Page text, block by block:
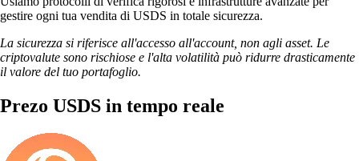
gestire ogni tua vendita di USDS in totale sicurezza.
La sicurezza si riferisce all'accesso all'account, non agli asset. Le
criptovalute sono rischiose e l'alta volatilità può ridurre drasticamente
il valore del tuo portafoglio.
Prezo USDS in tempo reale